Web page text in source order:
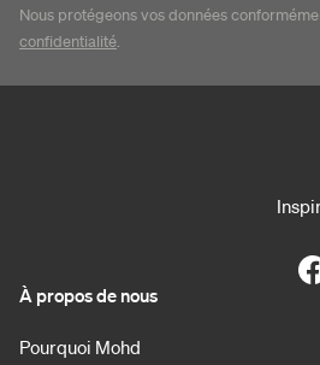
Nous protégeons vos données
confidentialité.
À propos de nous
Pourquoi Mohd